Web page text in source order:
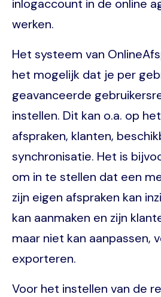
inlogaccount in de online
werken.
Het systeem van
het mogelijk dat je per
geavanceerde
instellen. Dit kan o.a. op
afspraken, klanten,
synchronisatie. Het is
om in te stellen dat een
zijn eigen afspraken kan
kan aanmaken en zijn
maar niet kan aanpassen,
exporteren.
Voor het instellen van de